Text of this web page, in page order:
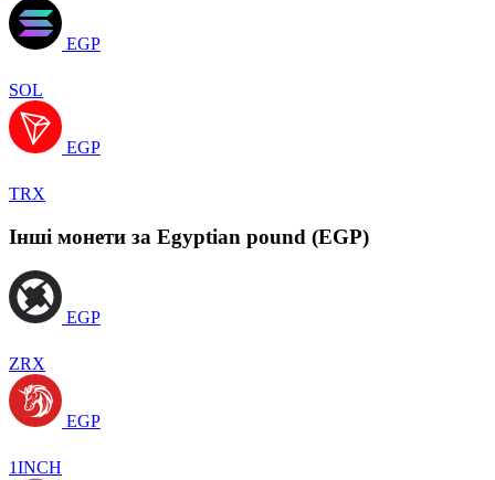
EGP
SOL
EGP
TRX
Інші монети за Egyptian pound (EGP)
EGP
ZRX
EGP
1INCH